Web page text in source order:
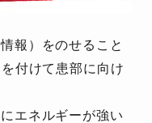
報）をのせること
付けて患部に向け
エネルギーが強い